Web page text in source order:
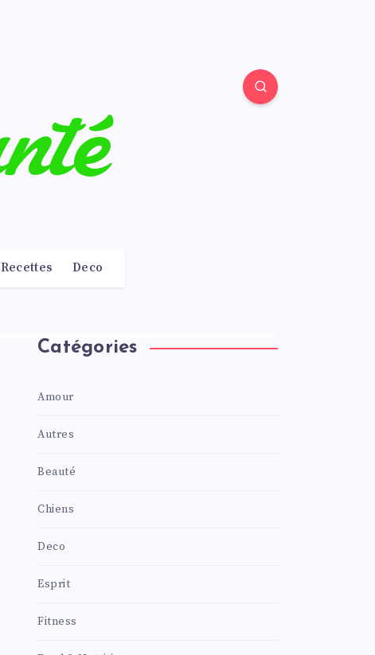
Recettes Deco
Catégories
Amour
Autres
Beauté
Chiens
Deco
Esprit
Fitness